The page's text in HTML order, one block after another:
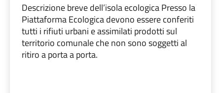
Descrizione breve dell’isola ecologica Presso la
Piattaforma Ecologica devono essere conferiti
tutti i rifiuti urbani e assimilati prodotti sul
territorio comunale che non sono soggetti al
ritiro a porta a porta.